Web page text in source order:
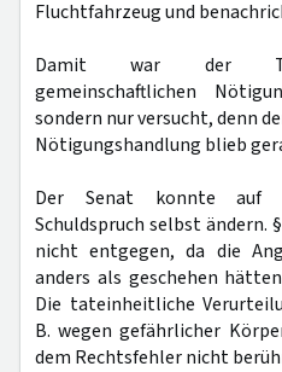
Fluchtfahrzeug und
Damit war der
gemeinschaftlichen
sondern nur versucht, denn
Nötigungshandlung blieb
Der Senat konnte auf
Schuldspruch selbst ändern. §
nicht entgegen, da die
anders als geschehen
Die tateinheitliche
B. wegen gefährlicher
dem Rechtsfehler nicht